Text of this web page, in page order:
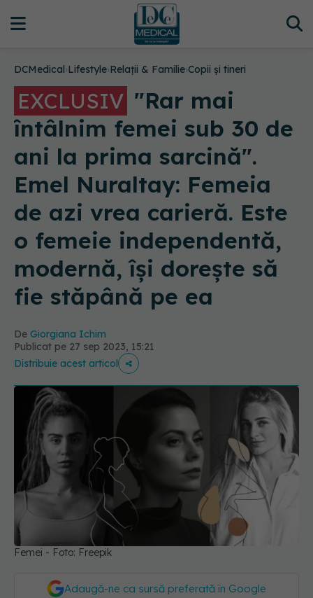
DCMedical›Lifestyle›Relații & Familie›Copii și tineri
EXCLUSIV "Rar mai
întâlnim femei sub 30 de
ani la prima sarcină".
Emel Nuraltay: Femeia
de azi vrea carieră. Este
o femeie independentă,
modernă, își dorește să
fie stăpână pe ea
De Giorgiana Ichim
Publicat pe 27 sep 2023, 15:21
Distribuie acest articol
Femei - Foto: Freepik
Adaugă-ne ca sursă preferată în Google